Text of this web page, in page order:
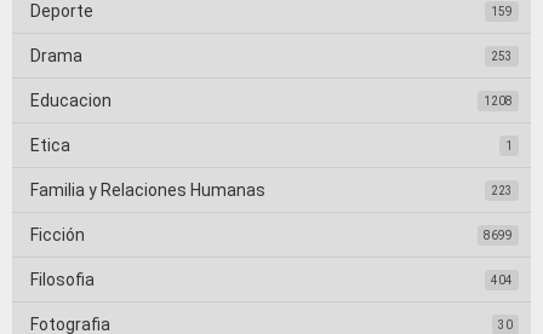
Deporte 159
Drama 253
Educacion 1208
Etica 1
Familia y Relaciones Humanas 223
Ficción 8699
Filosofia 404
Fotografia 30